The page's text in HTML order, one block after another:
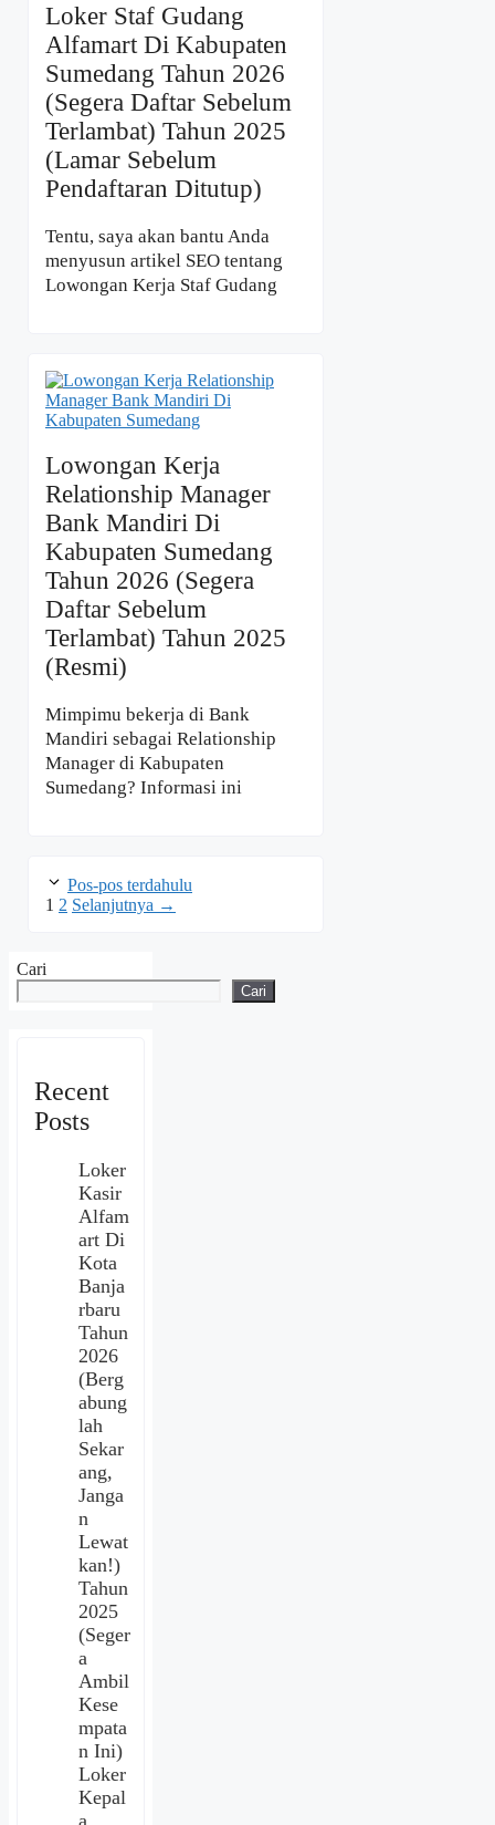
Loker Staf Gudang
Alfamart Di Kabupaten
Sumedang Tahun 2026
(Segera Daftar Sebelum
Terlambat) Tahun 2025
(Lamar Sebelum
Pendaftaran Ditutup)
Tentu, saya akan bantu Anda
menyusun artikel SEO tentang
Lowongan Kerja Staf Gudang
Lowongan Kerja
Relationship Manager
Bank Mandiri Di
Kabupaten Sumedang
Tahun 2026 (Segera
Daftar Sebelum
Terlambat) Tahun 2025
(Resmi)
Mimpimu bekerja di Bank
Mandiri sebagai Relationship
Manager di Kabupaten
Sumedang? Informasi ini
Pos-pos terdahulu
Halaman
1 Halaman
2 Selanjutnya →
Cari
Cari
Recent
Posts
Loker
Kasir
Alfam
art Di
Kota
Banja
rbaru
Tahun
2026
(Berg
abung
lah
Sekar
ang,
Janga
n
Lewat
kan!)
Tahun
2025
(Seger
a
Ambil
Kese
mpata
n Ini)
Loker
Kepal
a